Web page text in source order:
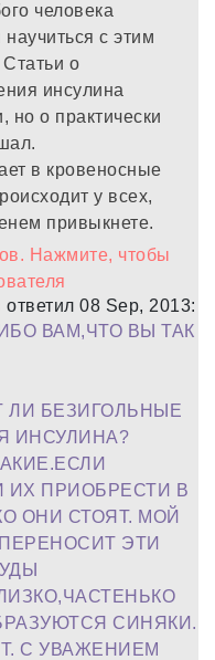
человека
научиться с этим
о
инсулина
но о практически
в кровеносные
у всех,
привыкнете.
ответил 08 Sep, 2013:
ВАМ,ЧТО ВЫ ТАК
ЛИ БЕЗИГОЛЬНЫЕ
ИНСУЛИНА?
ИХ ПРИОБРЕСТИ В
ОНИ СТОЯТ. МОЙ
ЭТИ
СИНЯКИ.
С УВАЖЕНИЕМ